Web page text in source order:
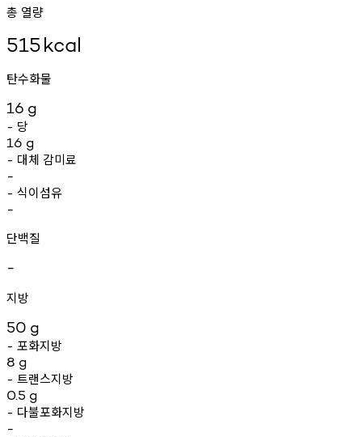
총 열량
515kcal
탄수화물
16 g
- 당
16 g
- 대체 감미료
-
- 식이섬유
-
단백질
-
지방
50 g
- 포화지방
8 g
- 트랜스지방
0.5 g
- 다불포화지방
-